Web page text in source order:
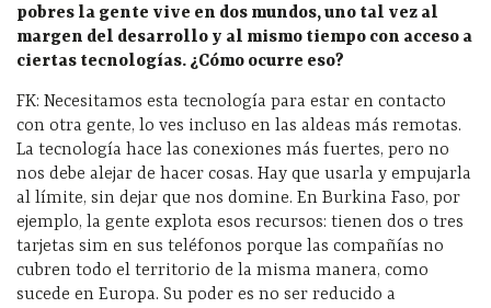
pobres la gente vive en dos mundos, uno tal vez al
margen del desarrollo y al mismo tiempo con acceso a
ciertas tecnologías. ¿Cómo ocurre eso?
FK: Necesitamos esta tecnología para estar en contacto
con otra gente, lo ves incluso en las aldeas más remotas.
La tecnología hace las conexiones más fuertes, pero no
nos debe alejar de hacer cosas. Hay que usarla y empujarla
al límite, sin dejar que nos domine. En Burkina Faso, por
ejemplo, la gente explota esos recursos: tienen dos o tres
tarjetas sim en sus teléfonos porque las compañías no
cubren todo el territorio de la misma manera, como
sucede en Europa. Su poder es no ser reducido a